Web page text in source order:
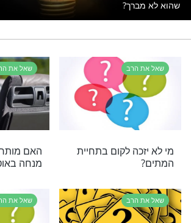
שו"ת
תוכן בנושא שאל את הרב
הרב
אוכל לחבר בעבודה, אם אני יודע